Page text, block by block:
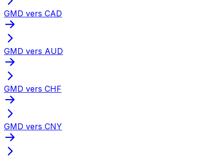
GMD vers CAD
GMD vers AUD
GMD vers CHF
GMD vers CNY